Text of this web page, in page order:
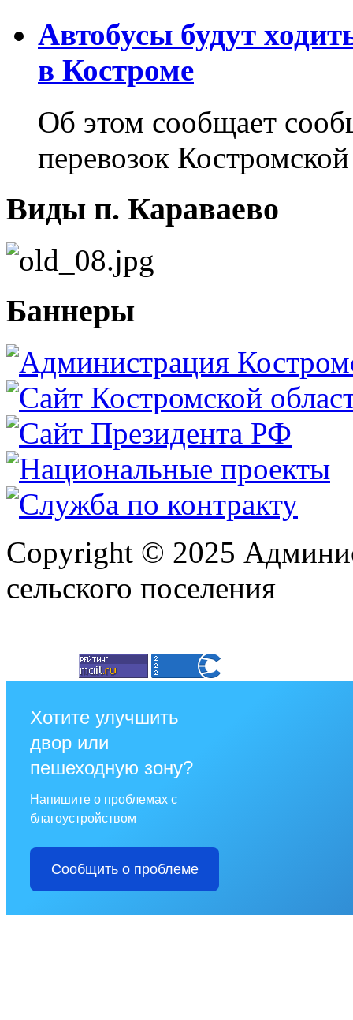
Автобусы будут
в Костроме
Об этом сообщает
перевозок
Виды п. Караваево
Баннеры
Copyright © 2025
сельского поселения
Хотите улучшить
двор или
пешеходную зону?
Напишите о проблемах с
благоустройством
Сообщить о проблеме